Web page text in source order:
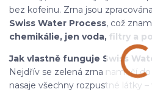
bez kofeinu. Zrna jsou
Swiss Water Process, což
chemikálie, jen voda, filtry a
Jak vlastně funguje Swiss
Nejdřív se zelená zrna namočí
nasaje všechny rozpustné látky